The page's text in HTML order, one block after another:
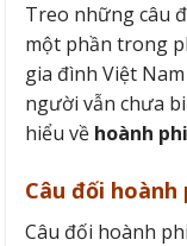
Treo những câu
một phần trong
gia đình Việt
người vẫn chưa
hiểu về hoành
Câu đối hoành
Câu đối hoành